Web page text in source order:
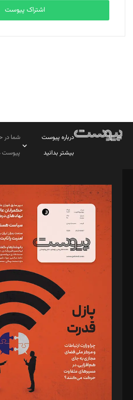
بابک نقاش
تحریریه
اشتراک پیوست
درباره پیوست
بیشتر بدانید
شما در
پیوست
مدیر مسئول: محمدباقر اثنی‌عشری
سردبیر: مهرک محمودی
دبیر تحریریه: میثم قاسمی
د‌بیر ناداستان: سمانه سمیع
د‌بیر خدمت و تجارت: ابوالفضل رجبی
د‌بیر حقوق فناوری: حسام‌الدین ایپکچی
د‌بیر پیوست جهان: مینا پاکدل
د‌بیر تحریریه آنلاین: بابک نقاش
تحریریه‌: مجتبی محمود‌ی، آرش برهمند، یسنا
مصطفی مسجدی آرانی، ابوالفضل رجبی، زهرا
رستمی،مصطفی باستان
ویرایش: نگار استاد‌‌آقا
طراح یونیفرم: مجید توکلی
فیلمبرداری و عکاسی: امیر شفیعی، مانی لطفی
گرافیک و صفحه‌آرایی: سید‌سبحان‌علی ثابت
مد‌یر توسعه تجاری: کامبیز برید‌